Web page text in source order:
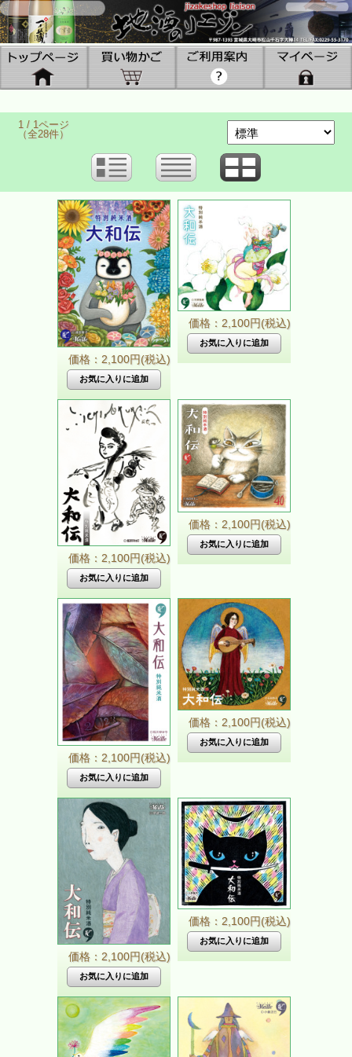
1 / 1ページ
（全28件）
価格：2,100円(税込)
価格：2,100円(税込)
価格：2,100円(税込)
価格：2,100円(税込)
価格：2,100円(税込)
価格：2,100円(税込)
価格：2,100円(税込)
価格：2,100円(税込)